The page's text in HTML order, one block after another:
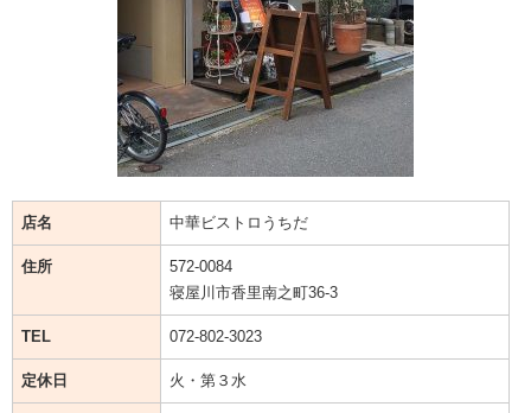
店名 中華ビストロうちだ
住所
572-0084
寝屋川市香里南之町36-3
TEL 072-802-3023
定休日 火・第３水